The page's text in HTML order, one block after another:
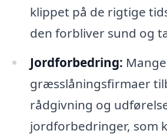
klippet på de rigtige
den forbliver sund og
Jordforbedring: Mange
græsslåningsfirmaer
rådgivning og
jordforbedringer, som